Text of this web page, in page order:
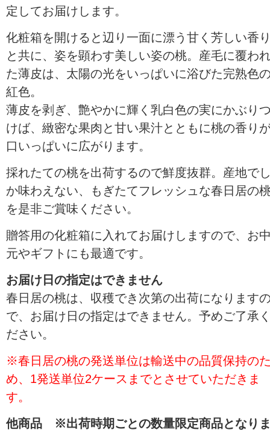
定してお届けします。
化粧箱を開けると辺り一面に漂う甘く芳しい香
と共に、姿を顕わす美しい姿の桃。産毛に覆わ
た薄皮は、太陽の光をいっぱいに浴びた完熟色
紅色。
薄皮を剥ぎ、艶やかに輝く乳白色の実にかぶり
けば、緻密な果肉と甘い果汁とともに桃の香り
口いっぱいに広がります。
採れたての桃を出荷するので鮮度抜群。産地で
か味わえない、もぎたてフレッシュな春日居の
を是非ご賞味ください。
贈答用の化粧箱に入れてお届けしますので、お
元やギフトにも最適です。
お届け日の指定はできません
春日居の桃は、収穫でき次第の出荷になります
で、お届け日の指定はできません。予めご了承
ださい。
※春日居の桃の発送単位は輸送中の品質保持の
め、1発送単位2ケースまでとさせていただきま
す。
他商品 ※出荷時期ごとの数量限定商品となり